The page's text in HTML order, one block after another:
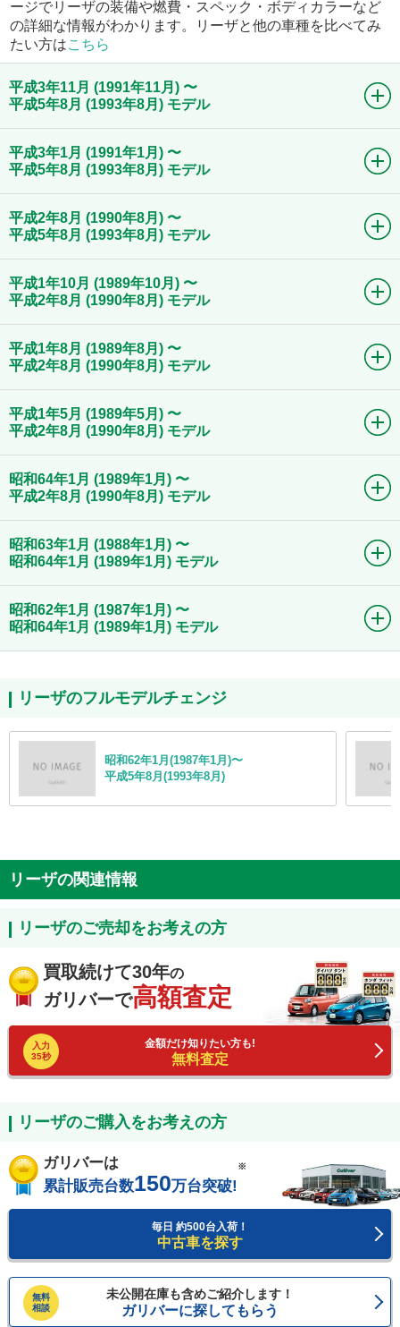
ージでリーザの装備や燃費・スペック・ボディカラーなど
の詳細な情報がわかります。リーザと他の車種を比べてみ
たい方はこちら
平成3年11月 (1991年11月) 〜
平成5年8月 (1993年8月) モデル
平成3年1月 (1991年1月) 〜
平成5年8月 (1993年8月) モデル
平成2年8月 (1990年8月) 〜
平成5年8月 (1993年8月) モデル
平成1年10月 (1989年10月) 〜
平成2年8月 (1990年8月) モデル
平成1年8月 (1989年8月) 〜
平成2年8月 (1990年8月) モデル
平成1年5月 (1989年5月) 〜
平成2年8月 (1990年8月) モデル
昭和64年1月 (1989年1月) 〜
平成2年8月 (1990年8月) モデル
昭和63年1月 (1988年1月) 〜
昭和64年1月 (1989年1月) モデル
昭和62年1月 (1987年1月) 〜
昭和64年1月 (1989年1月) モデル
リーザのフルモデルチェンジ
昭和62年1月(1987年1月)〜
平成5年8月(1993年8月)
リーザの関連情報
リーザのご売却をお考えの方
買取続けて30年の
ガリバーで高額査定
入力
35秒
金額だけ知りたい方も!
無料査定
リーザのご購入をお考えの方
ガリバーは
累計販売台数150万台突破!
※
毎日 約500台入荷！
中古車を探す
無料
相談
未公開在庫も含めご紹介します！
ガリバーに探してもらう